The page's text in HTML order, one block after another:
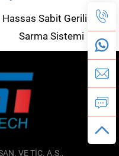
Hassas Sabit Gerilimli
Sarma Sistemi
VE TİC. A.Ş.,